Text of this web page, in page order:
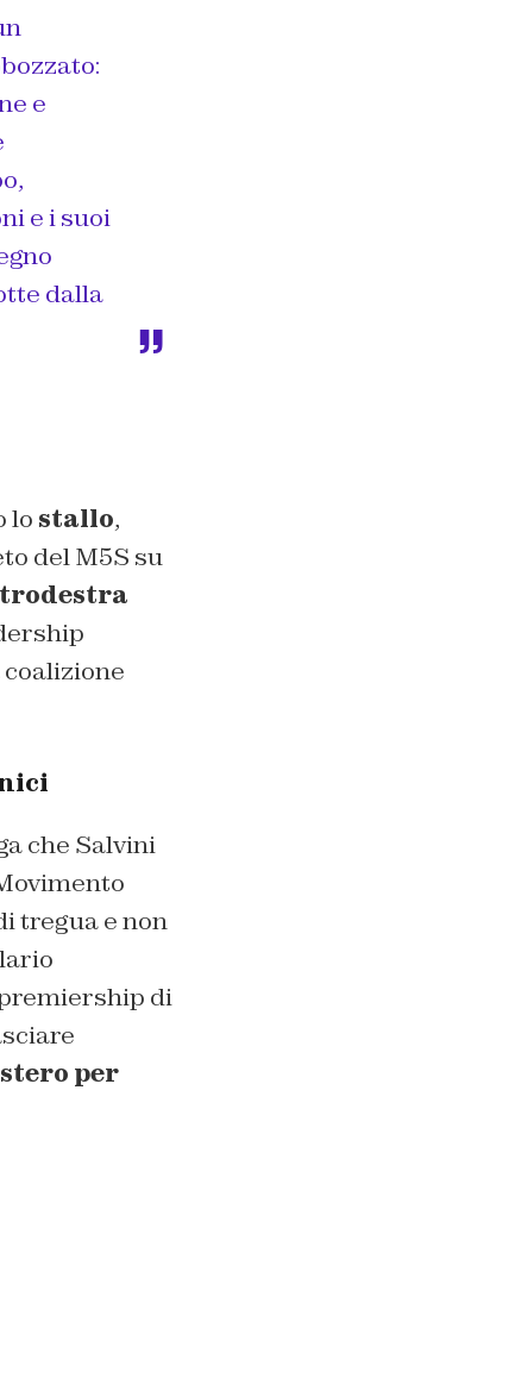
e
e i suoi
dalla
lo stallo,
del M5S su
che Salvini
tregua e non
di
per